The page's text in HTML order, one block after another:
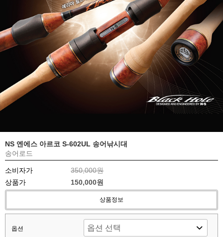
NS 엔에스 아르코 S-602UL 송어낚시대
송어로드
소비자가
350,000원
상품가
150,000원
상품정보
옵션